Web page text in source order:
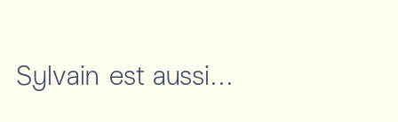
Sylvain est aussi...